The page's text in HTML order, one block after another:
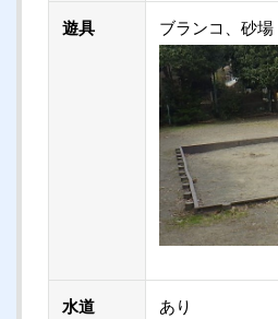
遊具 ブランコ、砂場
水道 あり